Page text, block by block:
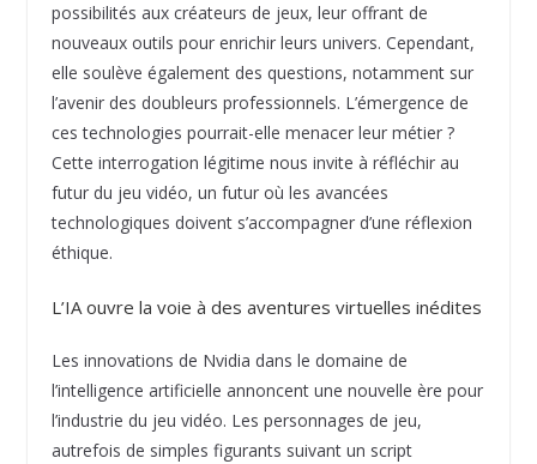
possibilités aux créateurs de jeux, leur offrant de
nouveaux outils pour enrichir leurs univers. Cependant,
elle soulève également des questions, notamment sur
l’avenir des doubleurs professionnels. L’émergence de
ces technologies pourrait-elle menacer leur métier ?
Cette interrogation légitime nous invite à réfléchir au
futur du jeu vidéo, un futur où les avancées
technologiques doivent s’accompagner d’une réflexion
éthique.
L’IA ouvre la voie à des aventures virtuelles inédites
Les innovations de Nvidia dans le domaine de
l’intelligence artificielle annoncent une nouvelle ère pour
l’industrie du jeu vidéo. Les personnages de jeu,
autrefois de simples figurants suivant un script